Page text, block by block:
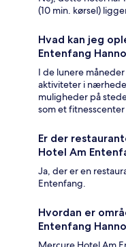
(10 min. kørsel)
Hvad kan jeg
Entenfang
I de lunere
aktiviteter i
muligheder på
som et
Er der
Hotel Am
Ja, der er en
Entenfang.
Hvordan er
Entenfang